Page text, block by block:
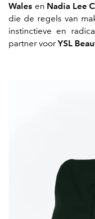
Wales en Nadia Lee
die de regels van
instinctieve en
partner voor YSL